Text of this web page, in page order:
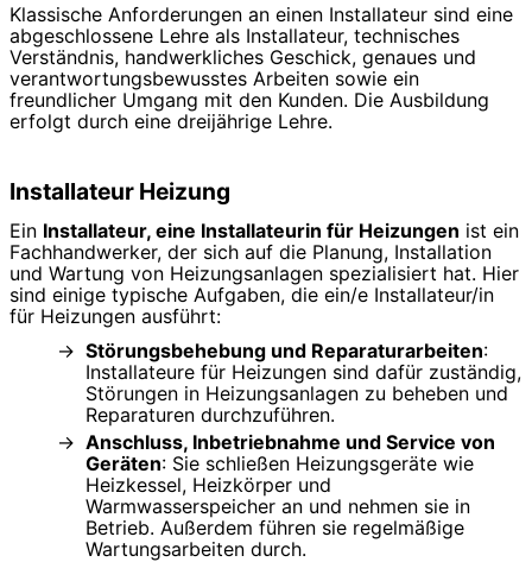
Klassische Anforderungen an einen Installateur sind eine
abgeschlossene Lehre als Installateur, technisches
Verständnis, handwerkliches Geschick, genaues und
verantwortungsbewusstes Arbeiten sowie ein
freundlicher Umgang mit den Kunden. Die Ausbildung
erfolgt durch eine dreijährige Lehre.
Installateur Heizung
Ein Installateur, eine Installateurin für Heizungen ist ein
Fachhandwerker, der sich auf die Planung, Installation
und Wartung von Heizungsanlagen spezialisiert hat. Hier
sind einige typische Aufgaben, die ein/e Installateur/in
für Heizungen ausführt:
Störungsbehebung und Reparaturarbeiten:
Installateure für Heizungen sind dafür zuständig,
Störungen in Heizungsanlagen zu beheben und
Reparaturen durchzuführen.
Anschluss, Inbetriebnahme und Service von
Geräten: Sie schließen Heizungsgeräte wie
Heizkessel, Heizkörper und
Warmwasserspeicher an und nehmen sie in
Betrieb. Außerdem führen sie regelmäßige
Wartungsarbeiten durch.